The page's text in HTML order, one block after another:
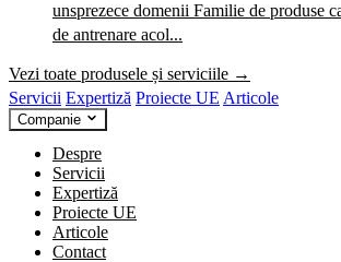
unsprezece domenii Familie de produse
de antrenare acol...
Vezi toate produsele și serviciile →
Servicii Expertiză Proiecte UE Articole
Companie
Despre
Servicii
Expertiză
Proiecte UE
Articole
Contact